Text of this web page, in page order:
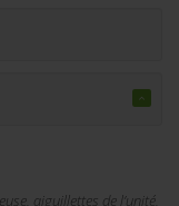
aiguillettes de l’unité,